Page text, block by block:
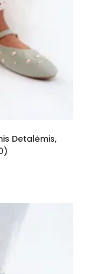
Detalėmis,